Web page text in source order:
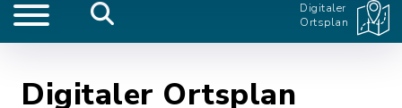
Digitaler
Ortsplan
Digitaler Ortsplan